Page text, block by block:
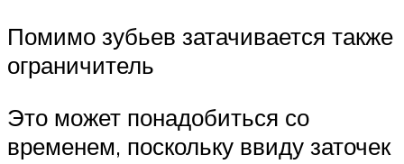
Помимо зубьев затачивается также
ограничитель
Это может понадобиться со
временем, поскольку ввиду заточек